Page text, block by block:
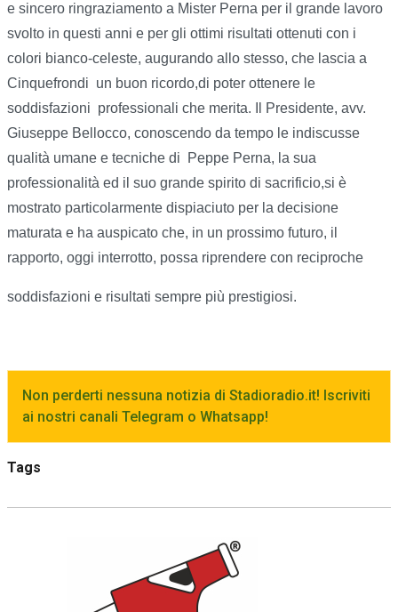
e sincero ringraziamento a Mister Perna per il grande lavoro
svolto in questi anni e per gli ottimi risultati ottenuti con i
colori bianco-celeste, augurando allo stesso, che lascia a
Cinquefrondi un buon ricordo,di poter ottenere le
soddisfazioni professionali che merita. Il Presidente, avv.
Giuseppe Bellocco, conoscendo da tempo le indiscusse
qualità umane e tecniche di Peppe Perna, la sua
professionalità ed il suo grande spirito di sacrificio,si è
mostrato particolarmente dispiaciuto per la decisione
maturata e ha auspicato che, in un prossimo futuro, il
rapporto, oggi interrotto, possa riprendere con reciproche
soddisfazioni e risultati sempre più prestigiosi.
Non perderti nessuna notizia di Stadioradio.it! Iscriviti
ai nostri canali Telegram o Whatsapp!
Tags